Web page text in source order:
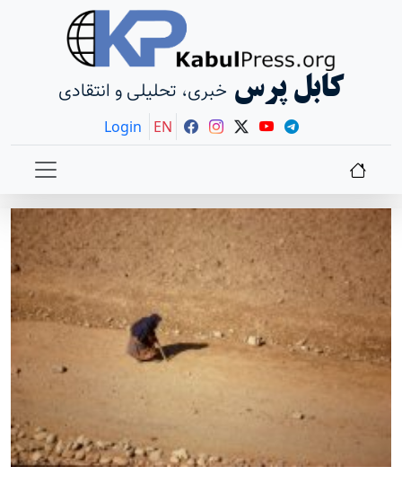
کابل پرس خبری، تحلیلی و انتقادی
Login EN